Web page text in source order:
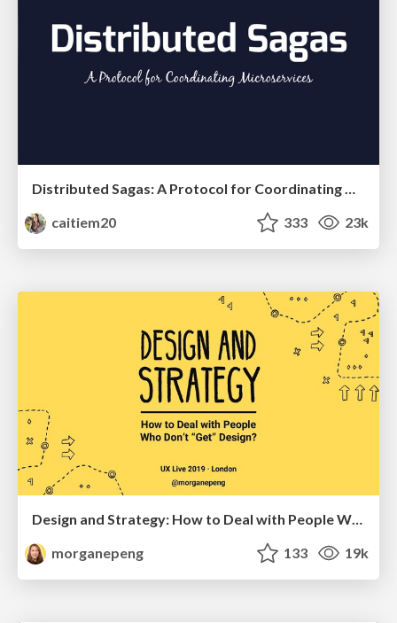
Distributed Sagas: A Protocol for Coordinating Microservices
caitiem20
333 23k
morganepeng
133 19k